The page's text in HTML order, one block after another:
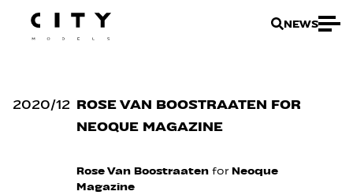
NEWS
2020/12 ROSE VAN BOOSTRAATEN FOR
NEOQUE MAGAZINE
Rose Van Boostraaten for Neoque
Magazine